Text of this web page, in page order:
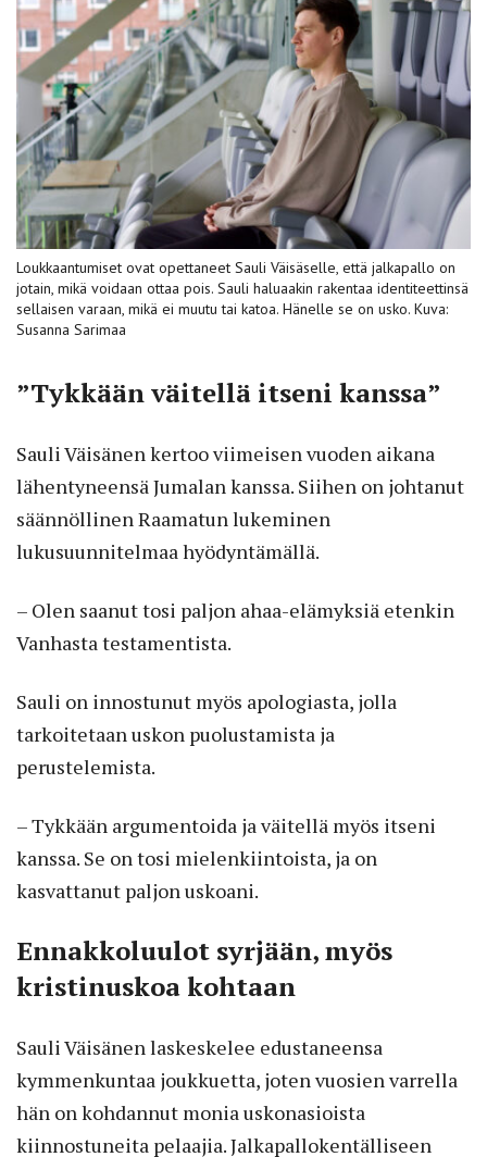
Loukkaantumiset ovat opettaneet Sauli Väisäselle, että jalkapallo on
jotain, mikä voidaan ottaa pois. Sauli haluaakin rakentaa identiteettinsä
sellaisen varaan, mikä ei muutu tai katoa. Hänelle se on usko. Kuva:
Susanna Sarimaa
”Tykkään väitellä itseni kanssa”
Sauli Väisänen kertoo viimeisen vuoden aikana
lähentyneensä Jumalan kanssa. Siihen on johtanut
säännöllinen Raamatun lukeminen
lukusuunnitelmaa hyödyntämällä.
– Olen saanut tosi paljon ahaa-elämyksiä etenkin
Vanhasta testamentista.
Sauli on innostunut myös apologiasta, jolla
tarkoitetaan uskon puolustamista ja
perustelemista.
– Tykkään argumentoida ja väitellä myös itseni
kanssa. Se on tosi mielenkiintoista, ja on
kasvattanut paljon uskoani.
Ennakkoluulot syrjään, myös
kristinuskoa kohtaan
Sauli Väisänen laskeskelee edustaneensa
kymmenkuntaa joukkuetta, joten vuosien varrella
hän on kohdannut monia uskonasioista
kiinnostuneita pelaajia. Jalkapallokentälliseen